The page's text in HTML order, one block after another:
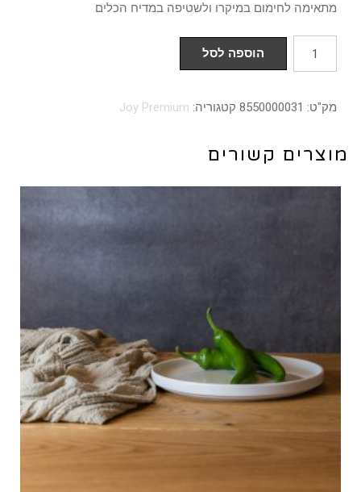
מתאימה לחימום במיקרו ולשטיפה במדיח הכלים
כמות
של
שטוחה
שוליים
הוספה לסל
מק"ט: 8550000031 קטגוריה: Joy Premium
מוצרים קשורים